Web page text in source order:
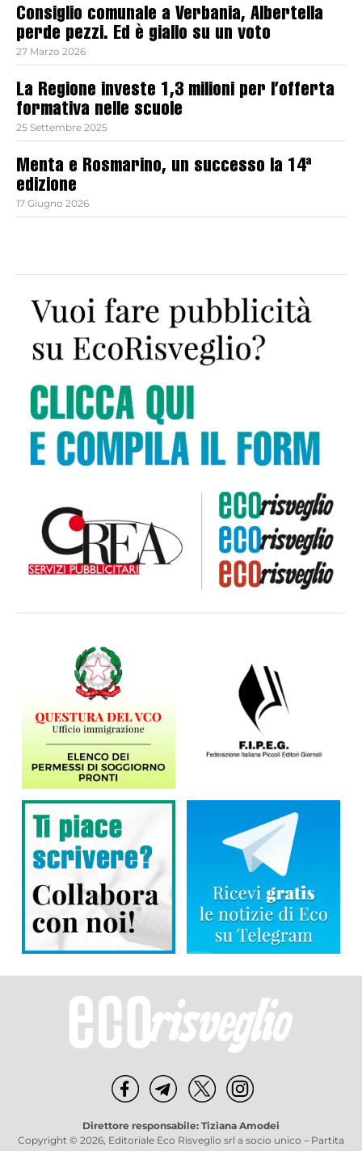
Consiglio comunale a Verbania, Albertella
perde pezzi. Ed è giallo su un voto
27 Marzo 2026
La Regione investe 1,3 milioni per l’offerta
formativa nelle scuole
25 Settembre 2025
Menta e Rosmarino, un successo la 14ª
edizione
17 Giugno 2026
Direttore responsabile: Tiziana Amodei
Copyright © 2026, Editoriale Eco Risveglio srl a socio unico – Partita